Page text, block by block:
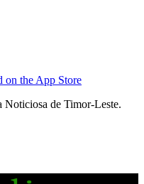
de Timor-Leste.